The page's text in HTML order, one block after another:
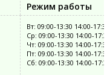
Режим работы
Вт: 09:00-13:30 14:00-17:30
Ср: 09:00-13:30 14:00-17:30
Чт: 09:00-13:30 14:00-17:30
Пт: 09:00-13:30 14:00-17:30
Сб: 09:00-13:30 14:00-17:30